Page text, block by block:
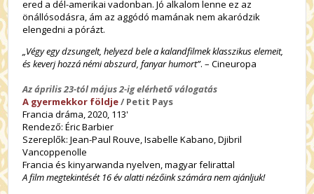
ered a dél-amerikai vadonban. Jó alkalom lenne ez az
önállósodásra, ám az aggódó mamának nem akaródzik
elengedni a pórázt.
„Végy egy dzsungelt, helyezd bele a kalandfilmek klasszikus elemeit,
és keverj hozzá némi abszurd, fanyar humort”. – Cineuropa
Az április 23-tól május 2-ig elérhető válogatás
A gyermekkor földje/ Petit Pays
Francia dráma, 2020, 113'
Rendező: Éric Barbier
Szereplők: Jean-Paul Rouve, Isabelle Kabano, Djibril
Vancoppenolle
Francia és kinyarwanda nyelven, magyar felirattal
A film megtekintését 16 év alatti nézőink számára nem ajánljuk!